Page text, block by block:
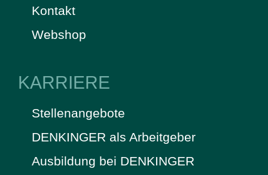
Kontakt
Webshop
KARRIERE
Stellenangebote
DENKINGER als Arbeitgeber
Ausbildung bei DENKINGER